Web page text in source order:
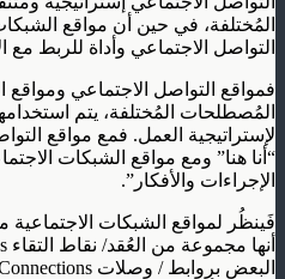
المُختلفة، في حين أن مواقع
التواصل الاجتماعي وأداة للربط مع
فمواقع التواصل الاجتماعي
المُصطلحات المُختلفة، يتم
لإستراتيجية العمل. فمع مواقع
“أنا هنا” ومع مواقع الشبكات
الإجراءات والأفكار”.
فَينظُر لمواقع الشبكات